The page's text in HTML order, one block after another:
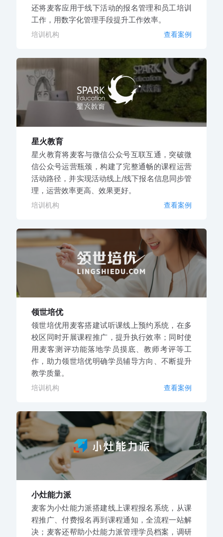
还将麦客应用于线下活动的报名管理和员工培训
工作，用数字化管理手段提升工作效率。
培训机构 查看案例
星火教育
星火教育将麦客与微信公众号互联互通，突破微
信公众号运营瓶颈，构建了完整通畅的课程运营
活动路径，并实现活动线上/线下报名信息同步管
理，运营效率更高、效果更好。
培训机构 查看案例
领世培优
领世培优用麦客搭建试听课线上预约系统，在多
校区同时开展课程推广，提升执行效率；同时使
用麦客测评功能落地学员摸底、教师考评等工
作，助力领世培优明确学员辅导方向、不断提升
教学质量。
培训机构 查看案例
小灶能力派
麦客为小灶能力派搭建线上课程报名系统，从课
程推广、付费报名再到课程通知，全流程一站解
决；麦客还帮助小灶能力派管理学员档案，调研